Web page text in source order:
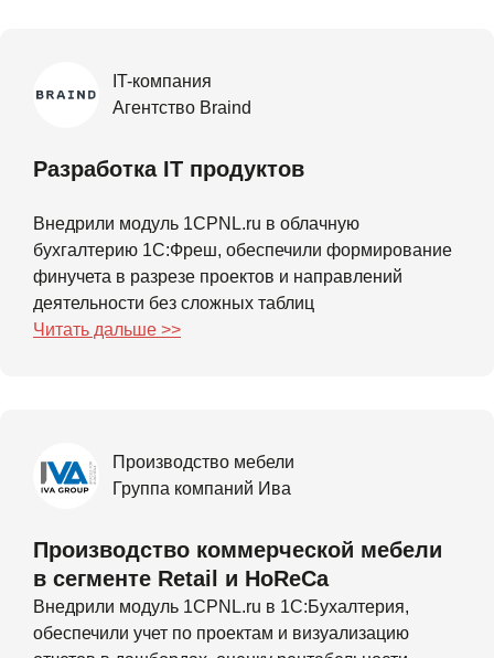
IT-компания
Агентство Braind
Разработка IT продуктов
Внедрили модуль 1CPNL.ru в облачную
бухгалтерию 1С:Фреш, обеспечили формирование
финучета в разрезе проектов и направлений
деятельности без сложных таблиц
Читать дальше >>
Производство мебели
Группа компаний Ива
Производство коммерческой мебели
в сегменте Retail и HoReCa
Внедрили модуль 1CPNL.ru в 1С:Бухалтерия,
обеспечили учет по проектам и визуализацию
Все финансы
программе
Ведите финансовый и бухгалтерский
учет в одной программе 1С без лишних